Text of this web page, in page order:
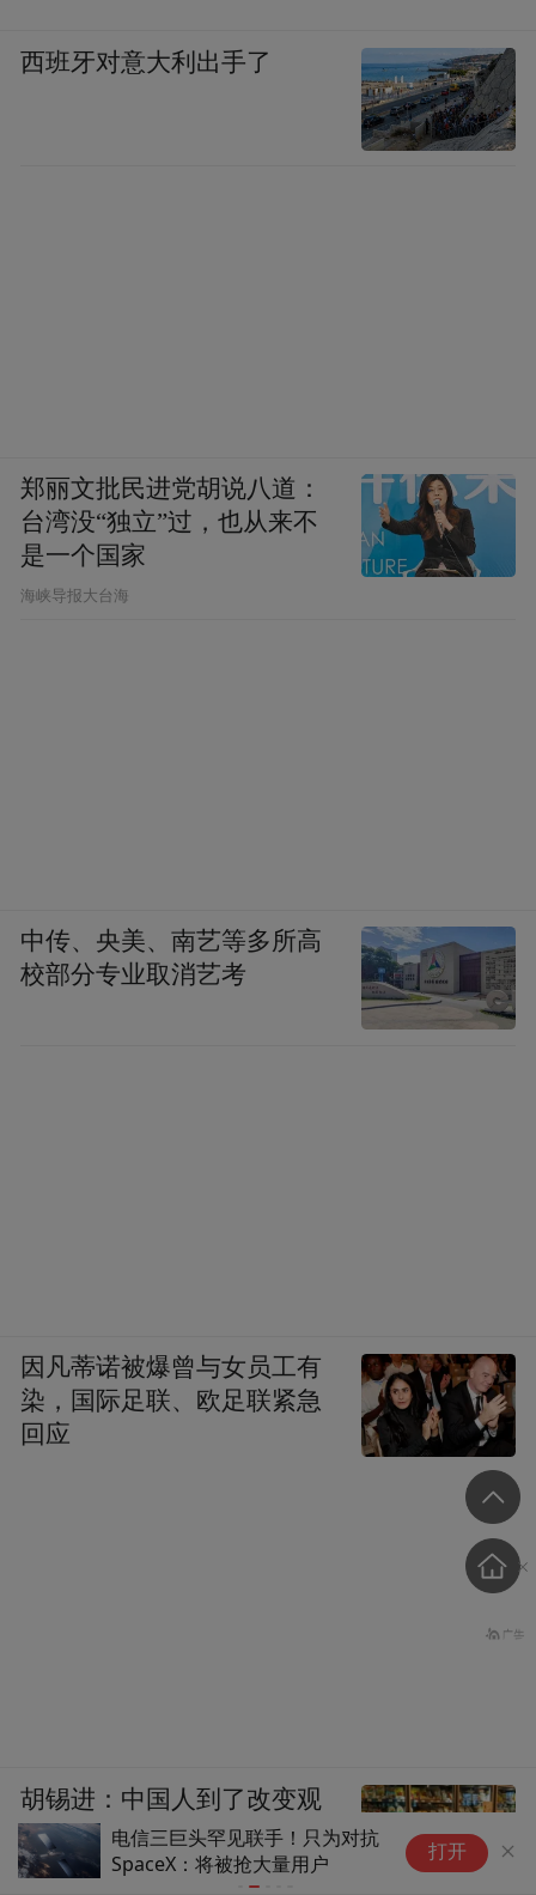
电信三巨头罕见联手！只为对抗
SpaceX：将被抢大量用户
打开
西班牙对意大利出手了
郑丽文批民进党胡说八道：
台湾没“独立”过，也从来不
是一个国家
​海峡导报大台海
中传、央美、南艺等多所高
校部分专业取消艺考
因凡蒂诺被爆曾与女员工有
染，国际足联、欧足联紧急
回应
胡锡进：中国人到了改变观
念的时候，不要把自己搞得
太苦